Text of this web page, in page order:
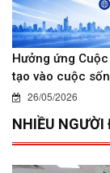
Hưởng ứng
tạo vào cuộc
26/05/2026
NHIỀU NGƯỜI